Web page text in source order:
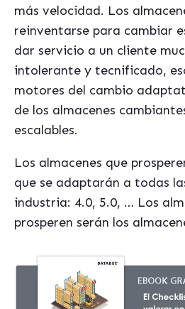
más velocidad. Los
reinventarse para cambiar
dar servicio a un cliente
intolerante y tecnificado,
motores del cambio
de los almacenes
escalables.
Los almacenes que
que se adaptarán a todas
industria: 4.0, 5.0, … Los
prosperen serán los